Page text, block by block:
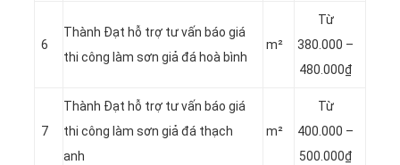
6
Thành Đạt hỗ trợ tư vấn báo giá
thi công làm sơn giả đá hoà bình
m²
Từ
380.000 –
480.000₫
7
Thành Đạt hỗ trợ tư vấn báo giá
thi công làm sơn giả đá thạch
anh
m²
Từ
400.000 –
500.000₫